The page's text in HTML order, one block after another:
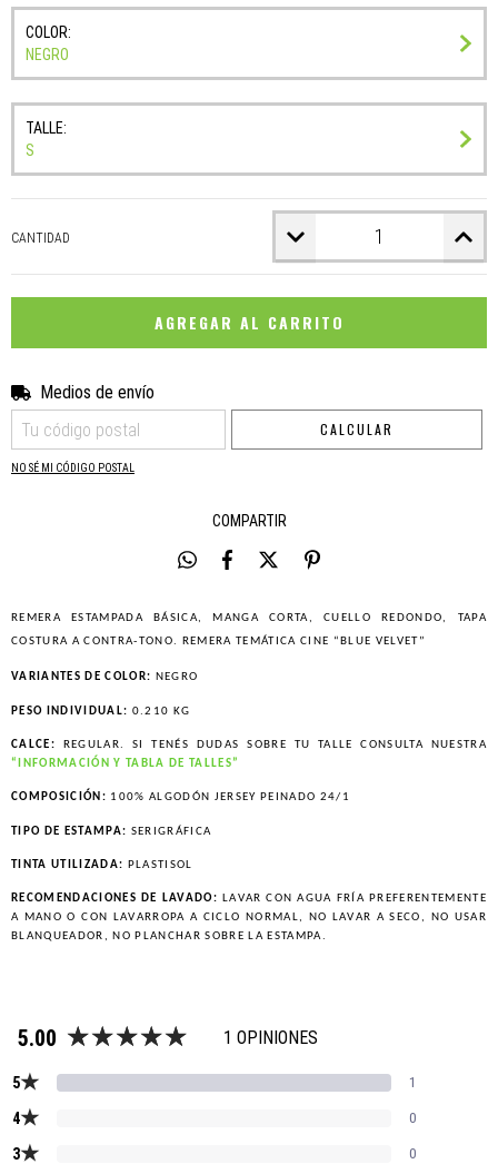
COLOR:
NEGRO
TALLE:
S
CANTIDAD
Entregas para el CP:
Medios de envío
CALCULAR
NO SÉ MI CÓDIGO POSTAL
COMPARTIR
REMERA ESTAMPADA BÁSICA, MANGA CORTA, CUELLO REDONDO, TAPA
COSTURA A CONTRA-TONO. REMERA TEMÁTICA CINE “BLUE VELVET”
VARIANTES DE COLOR: NEGRO
PESO INDIVIDUAL: 0.210 KG
CALCE: REGULAR. SI TENÉS DUDAS SOBRE TU TALLE CONSULTA NUESTRA
“INFORMACIÓN Y TABLA DE TALLES”
COMPOSICIÓN: 100% ALGODÓN JERSEY PEINADO 24/1
TIPO DE ESTAMPA: SERIGRÁFICA
TINTA UTILIZADA: PLASTISOL
RECOMENDACIONES DE LAVADO: LAVAR CON AGUA FRÍA PREFERENTEMENTE
A MANO O CON LAVARROPA A CICLO NORMAL, NO LAVAR A SECO, NO USAR
BLANQUEADOR, NO PLANCHAR SOBRE LA ESTAMPA.
5.00 1 OPINIONES
5★ 1
4★ 0
3★ 0